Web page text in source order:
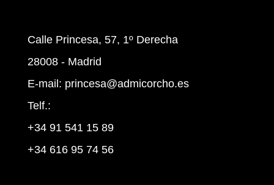
Calle Princesa, 57, 1º Derecha
28008 - Madrid
E-mail: princesa@admicorcho.es
Telf.:
+34 91 541 15 89
+34 616 95 74 56